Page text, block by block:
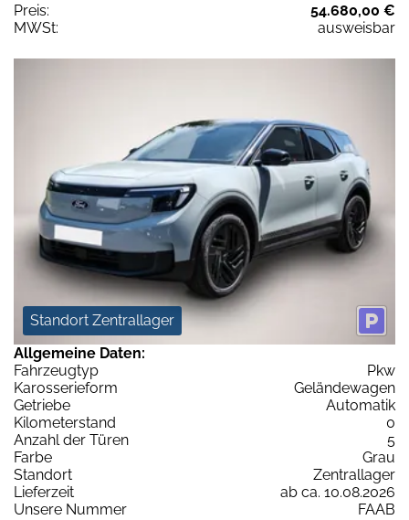
Preis:
54.680,00 €
MWSt:
ausweisbar
Standort Zentrallager
Allgemeine Daten:
Fahrzeugtyp
Pkw
Karosserieform
Geländewagen
Getriebe
Automatik
Kilometerstand
0
Anzahl der Türen
5
Farbe
Grau
Standort
Zentrallager
Lieferzeit
ab ca. 10.08.2026
Unsere Nummer
FAAB